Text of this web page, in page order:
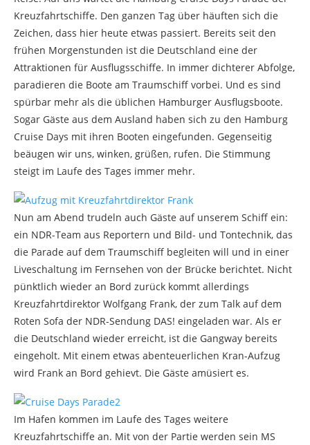
Kreuzfahrtschiffe. Den ganzen Tag über häuften sich die
Zeichen, dass hier heute etwas passiert. Bereits seit den
frühen Morgenstunden ist die Deutschland eine der
Attraktionen für Ausflugsschiffe. In immer dichterer Abfolge,
paradieren die Boote am Traumschiff vorbei. Und es sind
spürbar mehr als die üblichen Hamburger Ausflugsboote.
Sogar Gäste aus dem Ausland haben sich zu den Hamburg
Cruise Days mit ihren Booten eingefunden. Gegenseitig
beäugen wir uns, winken, grüßen, rufen. Die Stimmung
steigt im Laufe des Tages immer mehr.
Nun am Abend trudeln auch Gäste auf unserem Schiff ein:
ein NDR-Team aus Reportern und Bild- und Tontechnik, das
die Parade auf dem Traumschiff begleiten will und in einer
Liveschaltung im Fernsehen von der Brücke berichtet. Nicht
pünktlich wieder an Bord zurück kommt allerdings
Kreuzfahrtdirektor Wolfgang Frank, der zum Talk auf dem
Roten Sofa der NDR-Sendung DAS! eingeladen war. Als er
die Deutschland wieder erreicht, ist die Gangway bereits
eingeholt. Mit einem etwas abenteuerlichen Kran-Aufzug
wird Frank an Bord gehievt. Die Gäste amüsiert es.
Im Hafen kommen im Laufe des Tages weitere
Kreuzfahrtschiffe an. Mit von der Partie werden sein MS